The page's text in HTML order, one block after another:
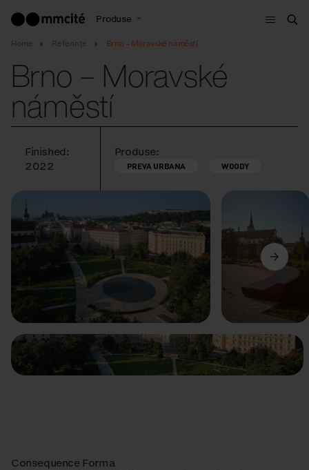
Produse
Meniu
Home Referințe Brno – Moravské náměstí
Brno – Moravské
náměstí
Finished:
2022
Produse:
PREVA URBANA WOODY
Anterior Următorul
Consequence Forma